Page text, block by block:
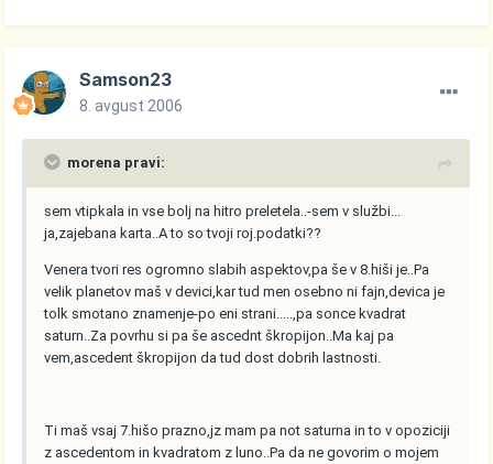
Samson23
8. avgust 2006
morena pravi:
sem vtipkala in vse bolj na hitro preletela..-sem v službi...
ja,zajebana karta..A to so tvoji roj.podatki??
Venera tvori res ogromno slabih aspektov,pa še v 8.hiši je..Pa
velik planetov maš v devici,kar tud men osebno ni fajn,devica je
tolk smotano znamenje-po eni strani.....,pa sonce kvadrat
saturn..Za povrhu si pa še ascednt škropijon..Ma kaj pa
vem,ascedent škropijon da tud dost dobrih lastnosti.
Ti maš vsaj 7.hišo prazno,jz mam pa not saturna in to v opoziciji
z ascedentom in kvadratom z luno..Pa da ne govorim o mojem